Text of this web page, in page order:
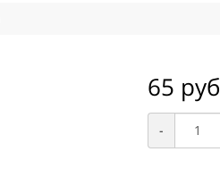
65 руб
-